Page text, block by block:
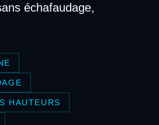
échafaudage,
HAUTEURS